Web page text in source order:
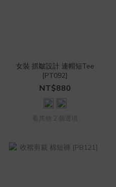
女裝 抓皺設計 連帽短Tee
[PT092]
NT$880
看其他 2 個選項